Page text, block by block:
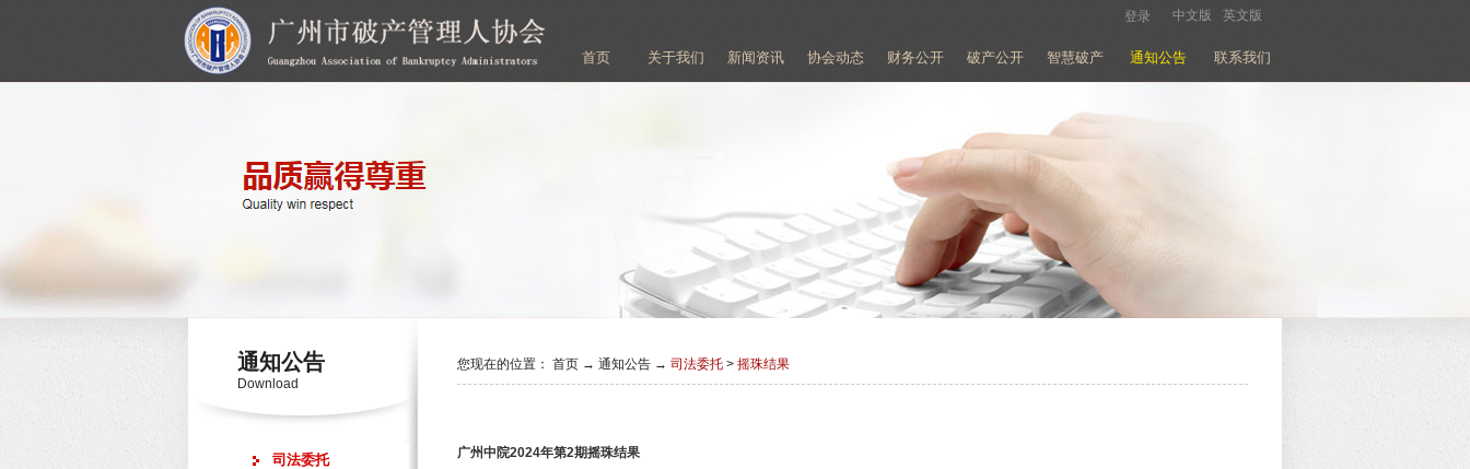
中文版 英文版
登录
首页 关于我们 新闻资讯 协会动态 财务公开 破产公开 智慧破产 通知公告 联系我们
通知公告
Download
司法委托
您现在的位置： 首页 → 通知公告 → 司法委托 >摇珠结果
广州中院2024年第2期摇珠结果